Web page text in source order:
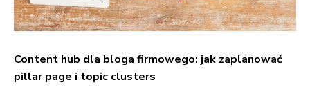
Content hub dla bloga firmowego: jak zaplanować
pillar page i topic clusters